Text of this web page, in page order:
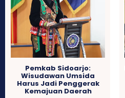
Pemkab Sidoarjo:
Wisudawan Umsida
Harus Jadi Penggerak
Kemajuan Daerah